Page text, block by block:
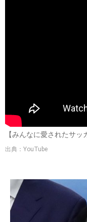
【みんなに愛されたサ
出典：YouTube